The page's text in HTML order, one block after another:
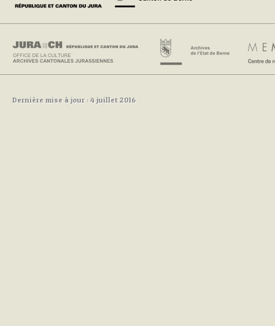
Dernière mise à jour : 4 juillet 2016